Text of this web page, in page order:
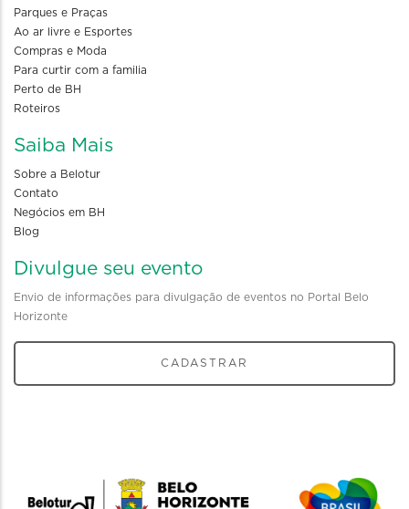
Parques e Praças
Ao ar livre e Esportes
Compras e Moda
Para curtir com a familia
Perto de BH
Roteiros
Saiba Mais
Sobre a Belotur
Contato
Negócios em BH
Blog
Divulgue seu evento
Envio de informações para divulgação de eventos no Portal Belo
Horizonte
CADASTRAR